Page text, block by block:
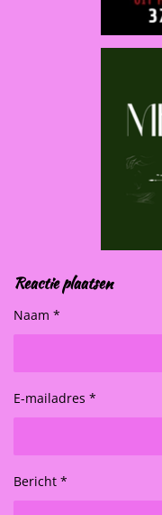
Reactie plaatsen
Naam *
E-mailadres *
Bericht *